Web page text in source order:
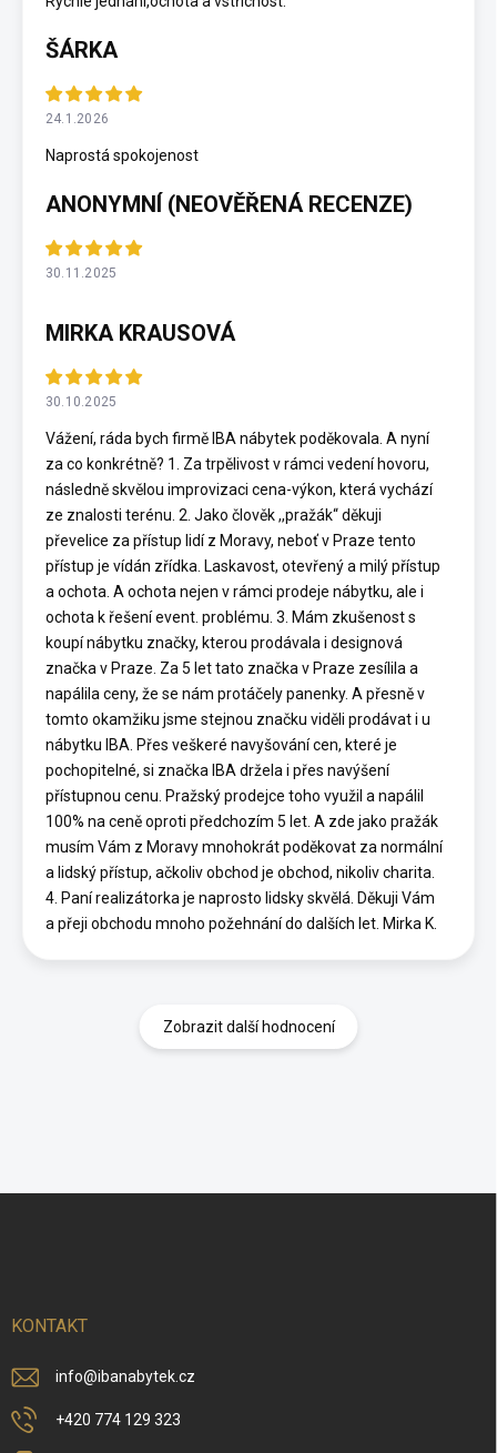
ŠÁRKA
24.1.2026
Naprostá spokojenost
ANONYMNÍ (NEOVĚŘENÁ RECENZE)
30.11.2025
MIRKA KRAUSOVÁ
30.10.2025
Vážení, ráda bych firmě IBA nábytek poděkovala. A nyní
za co konkrétně? 1. Za trpělivost v rámci vedení hovoru,
následně skvělou improvizaci cena-výkon, která vychází
ze znalosti terénu. 2. Jako člověk ,,pražák“ děkuji
převelice za přístup lidí z Moravy, neboť v Praze tento
přístup je vídán zřídka. Laskavost, otevřený a milý přístup
a ochota. A ochota nejen v rámci prodeje nábytku, ale i
ochota k řešení event. problému. 3. Mám zkušenost s
koupí nábytku značky, kterou prodávala i designová
značka v Praze. Za 5 let tato značka v Praze zesílila a
napálila ceny, že se nám protáčely panenky. A přesně v
tomto okamžiku jsme stejnou značku viděli prodávat i u
nábytku IBA. Přes veškeré navyšování cen, které je
pochopitelné, si značka IBA držela i přes navýšení
přístupnou cenu. Pražský prodejce toho využil a napálil
100% na ceně oproti předchozím 5 let. A zde jako pražák
musím Vám z Moravy mnohokrát poděkovat za normální
a lidský přístup, ačkoliv obchod je obchod, nikoliv charita.
4. Paní realizátorka je naprosto lidsky skvělá. Děkuji Vám
a přeji obchodu mnoho požehnání do dalších let. Mirka K.
Zobrazit další hodnocení
KONTAKT
info@ibanabytek.cz
+420 774 129 323